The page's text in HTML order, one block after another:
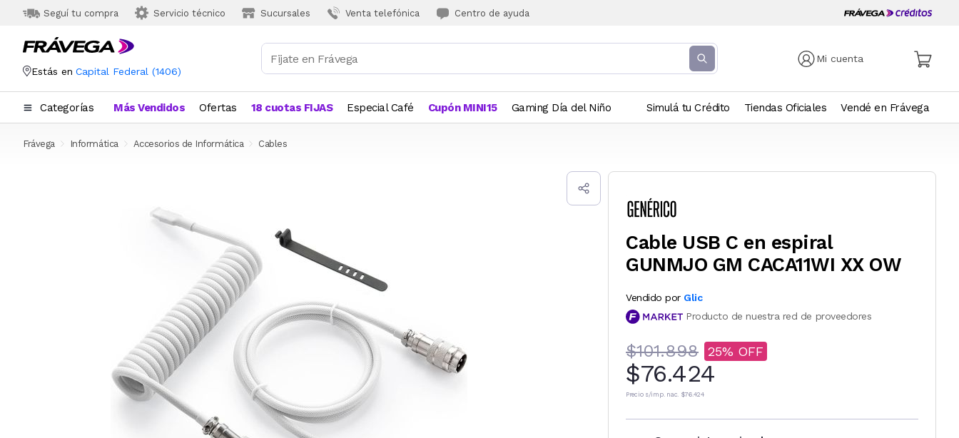
Seguí tu compra Servicio técnico Sucursales Venta telefónica Centro de ayuda
Mi cuenta
Estás en Capital Federal (1406)
Categorías Más Vendidos Ofertas 18 cuotas FIJAS Especial Café Cupón MINI15 Gaming Día del Niño Simulá tu Crédito Tiendas Oficiales Vendé en Frávega
Frávega Informática Accesorios de Informática Cables
Cable USB C en espiral
GUNMJO GM CACA11WI XX OW
Vendido por Glic
Producto de nuestra red de proveedores
$101.898 25
$76.424
Precio s/imp. nac. $76.424